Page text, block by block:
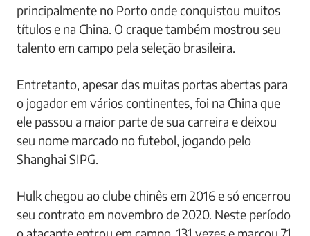
principalmente no Porto onde conquistou muitos
títulos e na China. O craque também mostrou seu
talento em campo pela seleção brasileira.
Entretanto, apesar das muitas portas abertas para
o jogador em vários continentes, foi na China que
ele passou a maior parte de sua carreira e deixou
seu nome marcado no futebol, jogando pelo
Shanghai SIPG.
Hulk chegou ao clube chinês em 2016 e só encerrou
seu contrato em novembro de 2020. Neste período